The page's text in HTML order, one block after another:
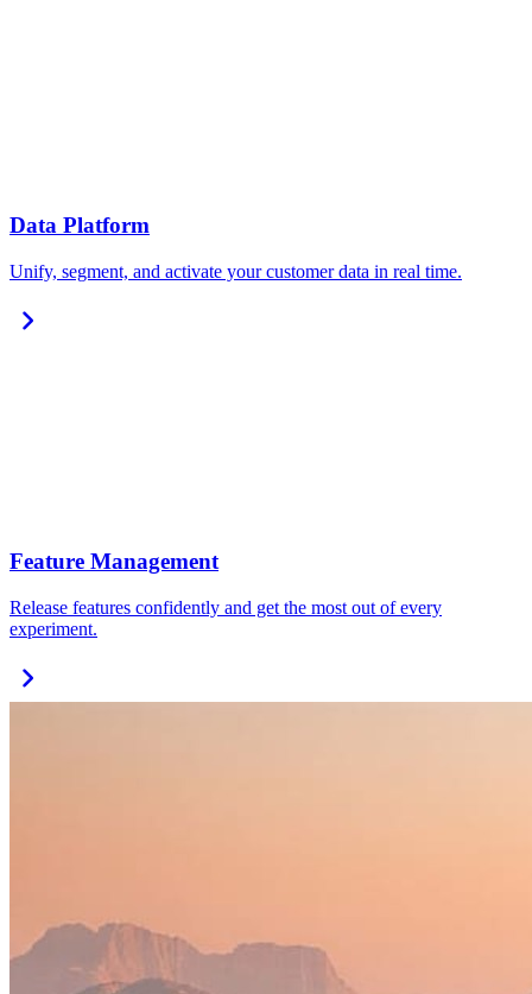
Data Platform
Unify, segment, and activate your customer data in real time.
chevron_right
Feature Management
Release features confidently and get the most out of every
experiment.
chevron_right